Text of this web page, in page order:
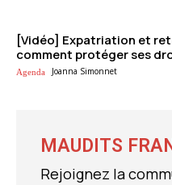
[Vidéo] Expatriation et
comment protéger ses
Agenda Joanna Simonnet
MAUDITS
Rejoignez la